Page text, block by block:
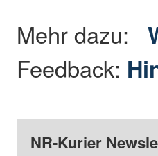
Mehr dazu:
Feedback:
NR-Kurier